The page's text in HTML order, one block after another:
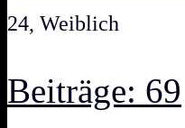
24, Weiblich
Beiträge: 69